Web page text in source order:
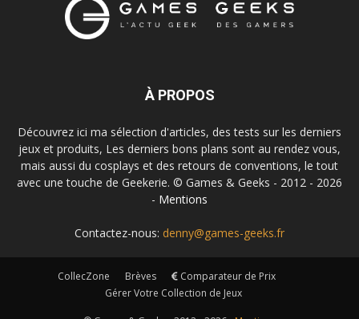
À PROPOS
Découvrez ici ma sélection d'articles, des tests sur les derniers
jeux et produits, Les derniers bons plans sont au rendez vous,
mais aussi du cosplays et des retours de conventions, le tout
avec une touche de Geekerie. © Games & Geeks - 2012 - 2026
- Mentions
Contactez-nous: denny@games-geeks.fr
CollecZone Brèves
Comparateur de Prix
Gérer Votre Collection de Jeux